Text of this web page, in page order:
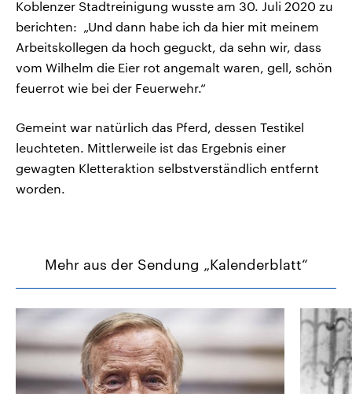
Koblenzer Stadtreinigung wusste am 30. Juli 2020 zu
berichten: „Und dann habe ich da hier mit meinem
Arbeitskollegen da hoch geguckt, da sehn wir, dass
vom Wilhelm die Eier rot angemalt waren, gell, schön
feuerrot wie bei der Feuerwehr.“
Gemeint war natürlich das Pferd, dessen Testikel
leuchteten. Mittlerweile ist das Ergebnis einer
gewagten Kletteraktion selbstverständlich entfernt
worden.
Mehr aus der Sendung „Kalenderblatt“